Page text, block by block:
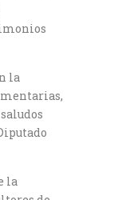
la
la